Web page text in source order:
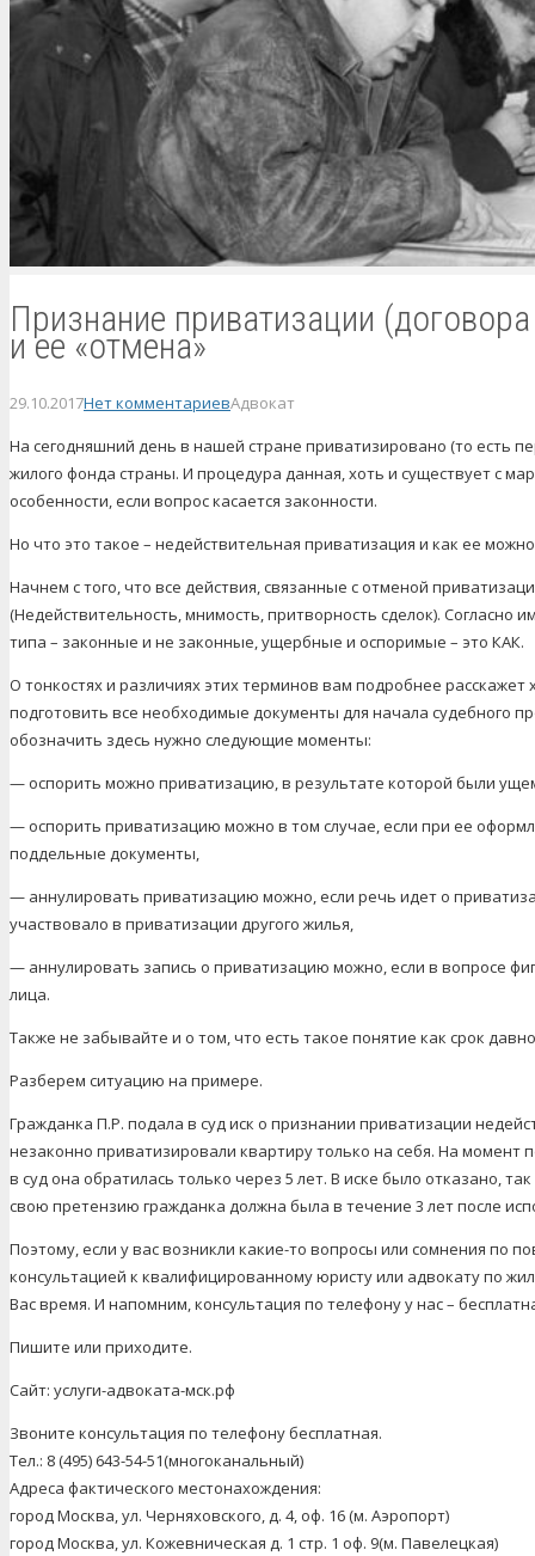
Признание приватизации
и ее «отмена»
29.10.2017Нет комментариевАдвокат
На сегодняшний день в нашей стране приватизировано (то есть
жилого фонда страны. И процедура данная, хоть и существует с
особенности, если вопрос касается законности.
Но что это такое – недействительная приватизация и как ее
Начнем с того, что все действия, связанные с отменой
(Недействительность, мнимость, притворность сделок). Согласно
типа – законные и не законные, ущербные и оспоримые – это КАК.
О тонкостях и различиях этих терминов вам подробнее
подготовить все необходимые документы для начала судебного
обозначить здесь нужно следующие моменты:
— оспорить можно приватизацию, в результате которой были
— оспорить приватизацию можно в том случае, если при ее
поддельные документы,
— аннулировать приватизацию можно, если речь идет о
участвовало в приватизации другого жилья,
— аннулировать запись о приватизацию можно, если в вопросе
лица.
Также не забывайте и о том, что есть такое понятие как срок
Разберем ситуацию на примере.
Гражданка П.Р. подала в суд иск о признании приватизации
незаконно приватизировали квартиру только на себя. На момент
в суд она обратилась только через 5 лет. В иске было отказано,
свою претензию гражданка должна была в течение 3 лет после
Поэтому, если у вас возникли какие-то вопросы или сомнения по
консультацией к квалифицированному юристу или адвокату по
Вас время. И напомним, консультация по телефону у нас –
Пишите или приходите.
Сайт: услуги-адвоката-мск.рф
Звоните консультация по телефону бесплатная.
Тел.: 8 (495) 643-54-51(многоканальный)
Адреса фактического местонахождения:
город Москва, ул. Черняховского, д. 4, оф. 16 (м. Аэропорт)
город Москва, ул. Кожевническая д. 1 стр. 1 оф. 9(м. Павелецкая)